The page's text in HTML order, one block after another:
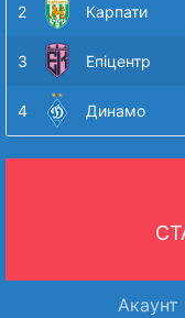
2 Карпати
3 Епіцентр
4 Динамо
Акаунт